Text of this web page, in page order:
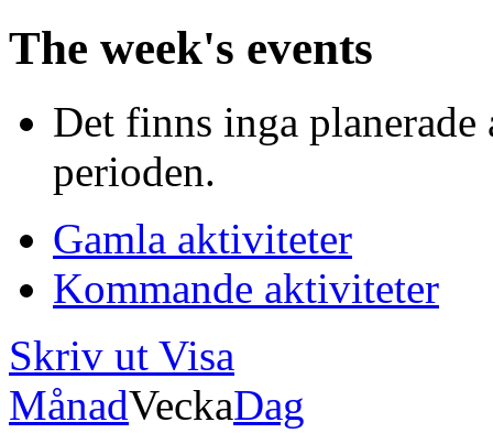
The week's events
Det finns inga
perioden.
Gamla aktiviteter
Kommande aktiviteter
Skriv ut Visa
MånadVeckaDag